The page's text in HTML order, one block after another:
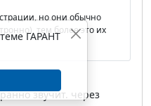
но они обычно
тем более это их
звучит. через
ГАРАНТ